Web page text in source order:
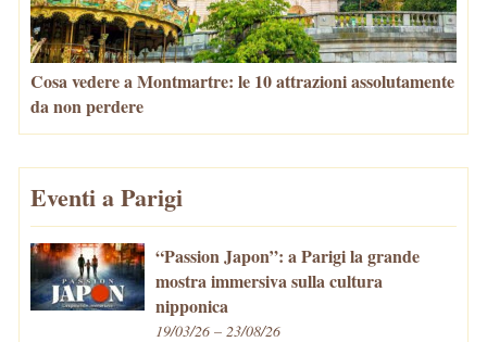
Cosa vedere a Montmartre: le 10 attrazioni assolutamente
da non perdere
Eventi a Parigi
“Passion Japon”: a Parigi la grande
mostra immersiva sulla cultura
nipponica
19/03/26 – 23/08/26